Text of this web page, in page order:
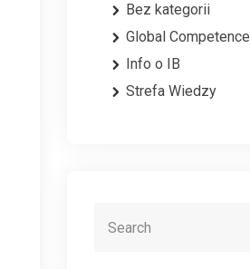
Bez kategorii
Global Competence
Info o IB
Strefa Wiedzy